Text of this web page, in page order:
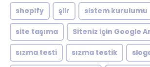
shopify şiir sistem kurulumu
site taşıma Siteniz için Google
sızma testi sızma testik